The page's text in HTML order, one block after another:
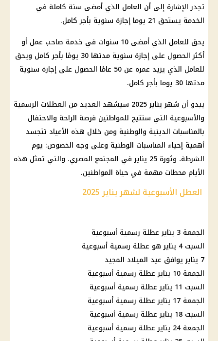
تجدر الإشارة إلى أن العامل الذي أمضى سنة كاملة في
الخدمة يستحق 21 يوما إجازة سنوية بأجر كامل.
يحق للعامل الذي أمضى 10 سنوات في خدمة صاحب عمل أو
أكثر الحصول على إجازة سنوية مدتها 30 يومًا بأجر كامل ويحق
للعامل الذي يزيد عمره عن 50 عامًا الحصول على إجازة سنوية
مدتها 30 يوما بأجر كامل.
يبدو أن شهر يناير 2025 سيشهد العديد من العطلات الرسمية
والأسبوعية التي ستتيح للمواطنين فرصة الراحة والاحتفال
بالمناسبات الدينية والوطنية ومن خلال هذه الأعياد تتجسد
أهمية إحياء المناسبات الوطنية وعلى وجه الخصوص: يوم
الشرطة، وثورة 25 يناير في المجتمع المصري، والتي تمثل هذه
الأيام محطات مهمة في حياة المواطنين.
العطل الأسبوعية لشهر يناير 2025
الجمعة 3 يناير عطلة رسمية أسبوعية
السبت 4 يناير هو عطلة رسمية أسبوعية
7 يناير يوافق عيد الميلاد المجيد
الجمعة 10 يناير عطلة رسمية أسبوعية
السبت 11 يناير عطلة رسمية أسبوعية
الجمعة 17 يناير عطلة رسمية أسبوعية
السبت 18 يناير عطلة رسمية أسبوعية
الجمعة 24 يناير عطلة رسمية أسبوعية